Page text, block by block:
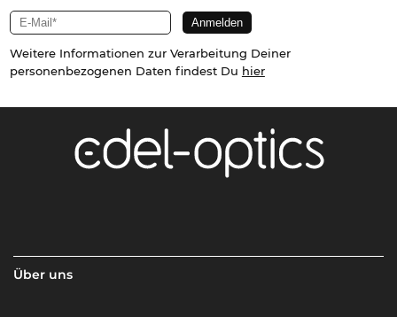
Weitere Informationen zur Verarbeitung Deiner
personenbezogenen Daten findest Du hier
Über uns